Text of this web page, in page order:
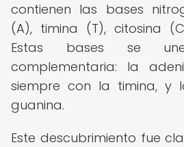
contienen las bases
(A), timina (T), citosina
Estas bases se
complementaria: la
siempre con la timina, y
guanina.
Este descubrimiento fue